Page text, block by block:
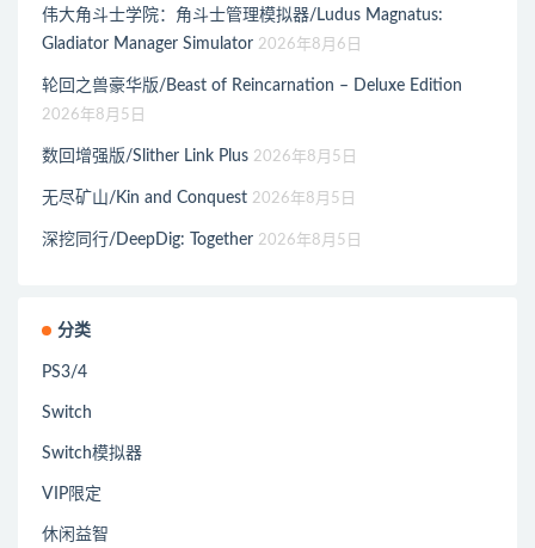
伟大角斗士学院：角斗士管理模拟器/Ludus Magnatus:
Gladiator Manager Simulator 2026年8月6日
轮回之兽豪华版/Beast of Reincarnation – Deluxe Edition
2026年8月5日
数回增强版/Slither Link Plus 2026年8月5日
无尽矿山/Kin and Conquest 2026年8月5日
深挖同行/DeepDig: Together 2026年8月5日
分类
PS3/4
Switch
Switch模拟器
VIP限定
休闲益智